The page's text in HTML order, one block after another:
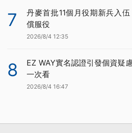
7
丹麥首批11個月役期新兵入
償服役
2026/8/4 12:35
8
EZ WAY實名認證引發個資疑
一次看
2026/8/4 16:47